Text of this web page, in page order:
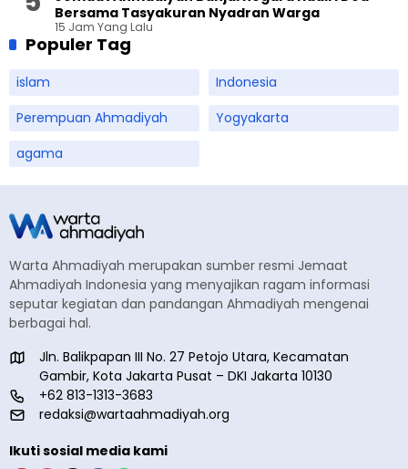
Bersama Tasyakuran Nyadran Warga
15 Jam Yang Lalu
Populer Tag
islam
Indonesia
Perempuan Ahmadiyah
Yogyakarta
agama
Warta Ahmadiyah merupakan sumber resmi Jemaat
Ahmadiyah Indonesia yang menyajikan ragam informasi
seputar kegiatan dan pandangan Ahmadiyah mengenai
berbagai hal.
Jln. Balikpapan III No. 27 Petojo Utara, Kecamatan
Gambir, Kota Jakarta Pusat – DKI Jakarta 10130
+62 813-1313-3683
redaksi@wartaahmadiyah.org
Ikuti sosial media kami